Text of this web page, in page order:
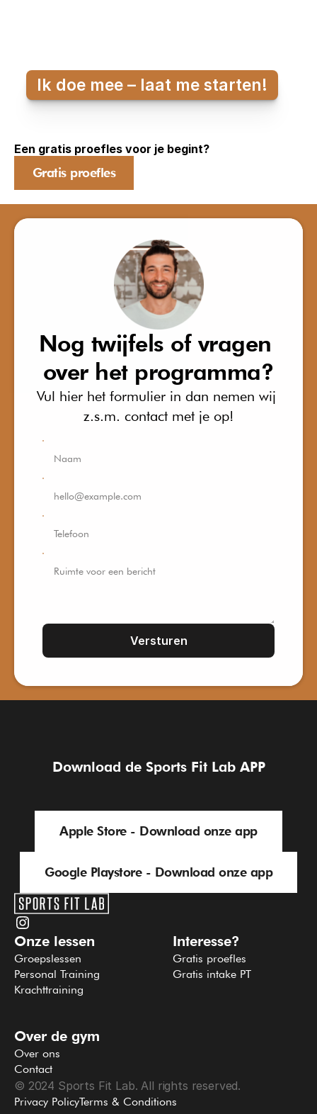
Ik doe mee – laat me starten!
Een gratis proefles voor je begint?
Gratis proefles
Nog twijfels of vragen
over het programma?
Vul hier het formulier in dan nemen wij
z.s.m. contact met je op!
Versturen
Download de Sports Fit Lab APP
Apple Store - Download onze app
Apple Store - Download onze app
Google Playstore - Download onze app
Google Playstore - Download onze app
Onze lessen
Groepslessen
Personal Training
Krachttraining
Interesse?
Gratis proefles
Gratis intake PT
Over de gym
Over ons
Contact
© 2024 Sports Fit Lab. All rights reserved.
Privacy PolicyTerms & Conditions